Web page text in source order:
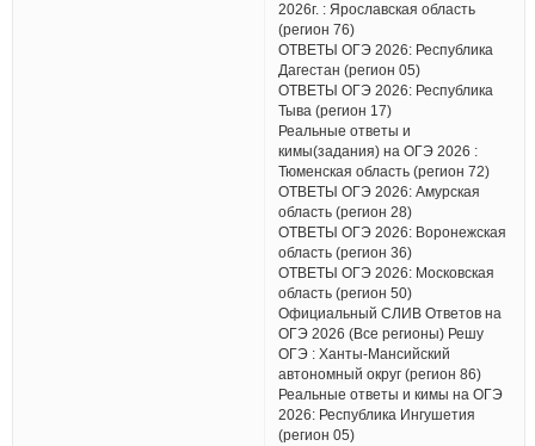
2026г. : Ярославская область
(регион 76)
ОТВЕТЫ ОГЭ 2026: Республика
Дагестан (регион 05)
ОТВЕТЫ ОГЭ 2026: Республика
Тыва (регион 17)
Реальные ответы и
кимы(задания) на ОГЭ 2026 :
Тюменская область (регион 72)
ОТВЕТЫ ОГЭ 2026: Амурская
область (регион 28)
ОТВЕТЫ ОГЭ 2026: Воронежская
область (регион 36)
ОТВЕТЫ ОГЭ 2026: Московская
область (регион 50)
Официальный СЛИВ Ответов на
ОГЭ 2026 (Все регионы) Решу
ОГЭ : Ханты-Мансийский
автономный округ (регион 86)
Реальные ответы и кимы на ОГЭ
2026: Республика Ингушетия
(регион 05)